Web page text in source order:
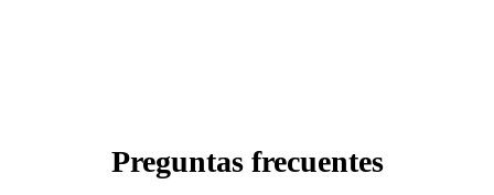
Preguntas frecuentes